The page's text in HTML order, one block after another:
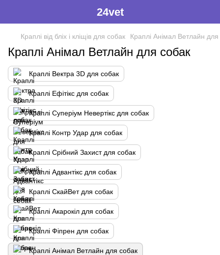
24vet
Краплі від бліх і кліщів для собак Краплі Анімал Ветлайн для
Краплі Анімал Ветлайн для собак
Краплі Вектра 3D для собак
Краплі Ефітікс для собак
Краплі Суперіум Невертікс для собак
Краплі Контр Удар для собак
Краплі Срібний Захист для собак
Краплі Адвантікс для собак
Краплі СкайВет для собак
Краплі Акарокіл для собак
Краплі Фіпрен для собак
Краплі Анімал Ветлайн для собак